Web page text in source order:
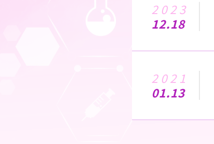
2023
12.18
2021
01.13